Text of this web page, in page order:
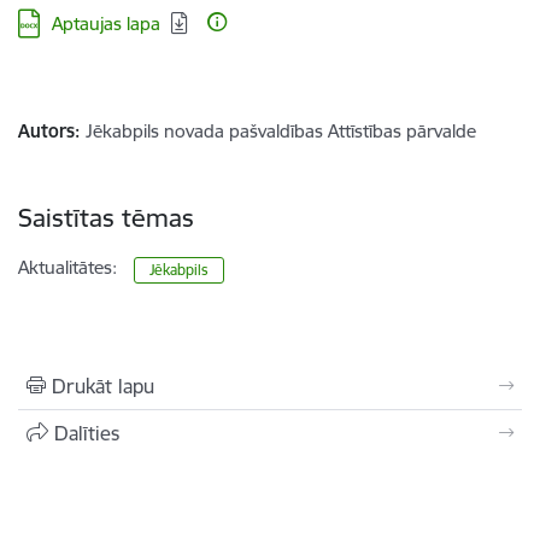
Lejupielādēt:
Aptaujas lapa
Autors: Jēkabpils novada pašvaldības Attīstības pārvalde
Saistītas tēmas
Aktualitātes: Jēkabpils
Drukāt lapu
Dalīties